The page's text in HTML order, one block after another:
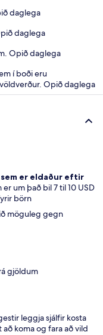
daglega
daglega
Opið daglega
í boði eru
Opið daglega
er eldaður eftir
um það bil 7 til 10 USD
börn
möguleg gegn
gjöldum
leggja sjálfir kosta
koma og fara að vild